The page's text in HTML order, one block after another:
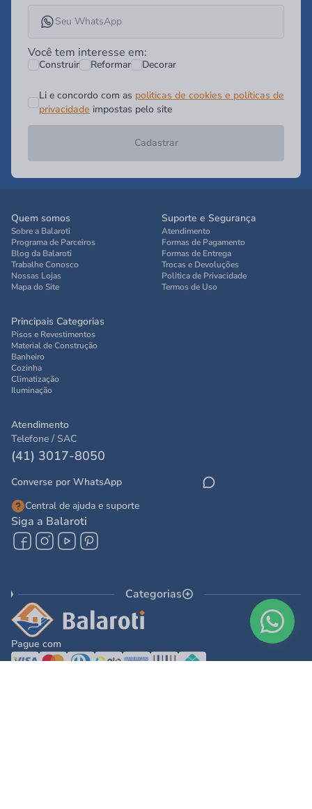
Você tem interesse em:
Construir Reformar Decorar
Li e concordo com as politicas de cookies e políticas de
privacidade impostas pelo site
Cadastrar
Quem somos
Sobre a Balaroti
Programa de Parceiros
Blog da Balaroti
Trabalhe Conosco
Nossas Lojas
Mapa do Site
Suporte e Segurança
Atendimento
Formas de Pagamento
Formas de Entrega
Trocas e Devoluções
Politica de Privacidade
Termos de Uso
Principais Categorias
Pisos e Revestimentos
Material de Construção
Banheiro
Cozinha
Climatização
Iluminação
Atendimento
Telefone / SAC
(41) 3017-8050
Converse por WhatsApp
Central de ajuda e suporte
Siga a Balaroti
Categorias
Pague com